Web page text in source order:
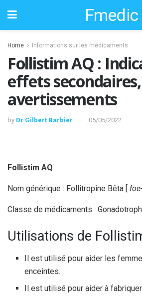
Fmedic
Home Informations sur les médicaments
Follistim AQ :
effets secondaires,
avertissements
by Dr Gilbert Barbier 05/05/2022
Follistim AQ
Nom générique : Follitropine Bêta [
Classe de médicaments :
Utilisations de
Il est utilisé pour aider les
enceintes.
Il est utilisé pour aider à